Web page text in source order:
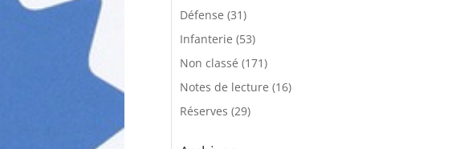
Défense (31)
Infanterie (53)
Non classé (171)
Notes de lecture (16)
Réserves (29)